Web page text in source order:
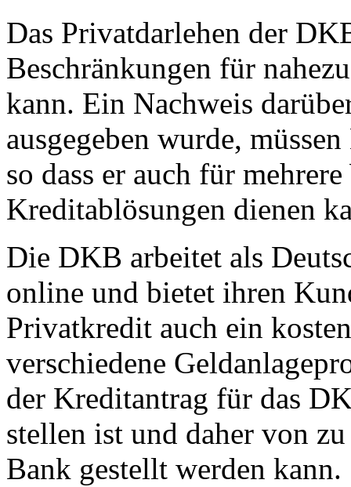
Das Privatdarlehen der
Beschränkungen für
kann. Ein Nachweis
ausgegeben wurde,
so dass er auch für
Kreditablösungen dienen
Die DKB arbeitet als
online und bietet ihren
Privatkredit auch ein
verschiedene
der Kreditantrag für das
stellen ist und daher von
Bank gestellt werden kann.